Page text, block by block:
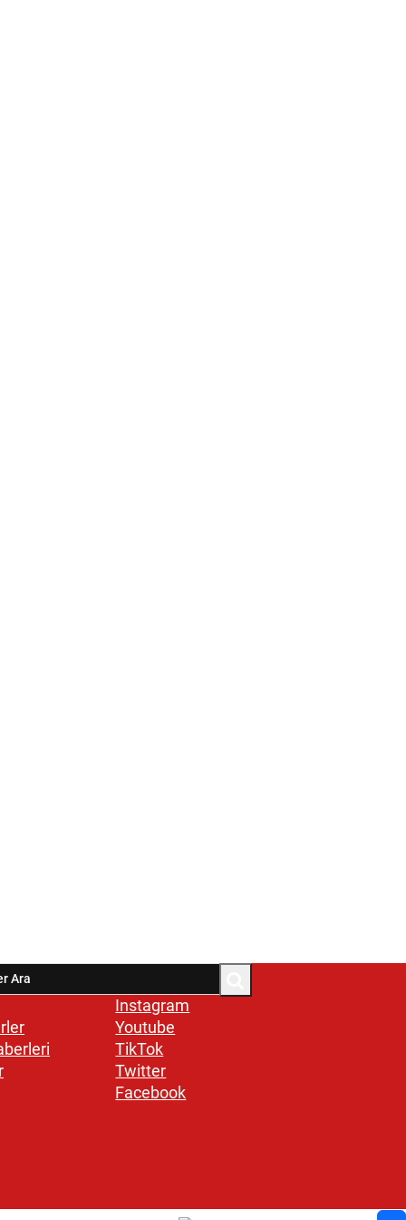
Instagram
Youtube
TikTok
Twitter
Facebook